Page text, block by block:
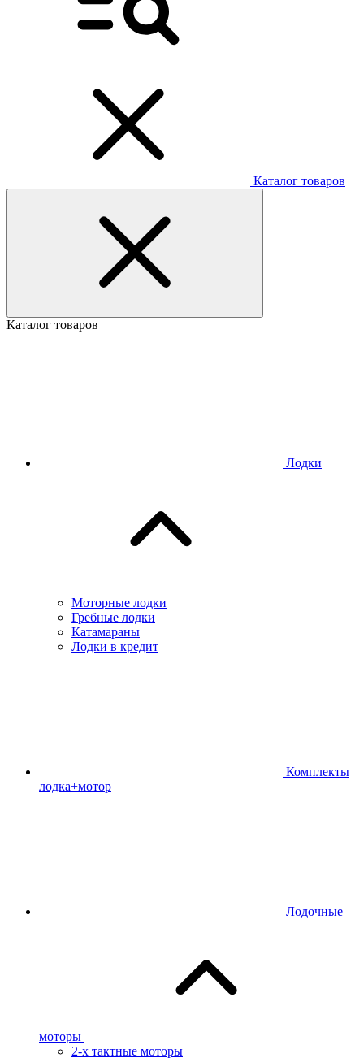
Каталог товаров
Каталог товаров
Лодки
Моторные лодки
Гребные лодки
Катамараны
Лодки в кредит
Комплекты
лодка+мотор
Лодочные
моторы
2-х тактные моторы